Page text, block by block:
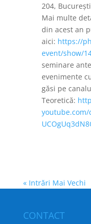
204,
Mai multe
din acest an
aici: https://
event/show/
seminare
evenimente
găsi pe
Teoretică:
« Intrări Mai Vechi
CONTACT